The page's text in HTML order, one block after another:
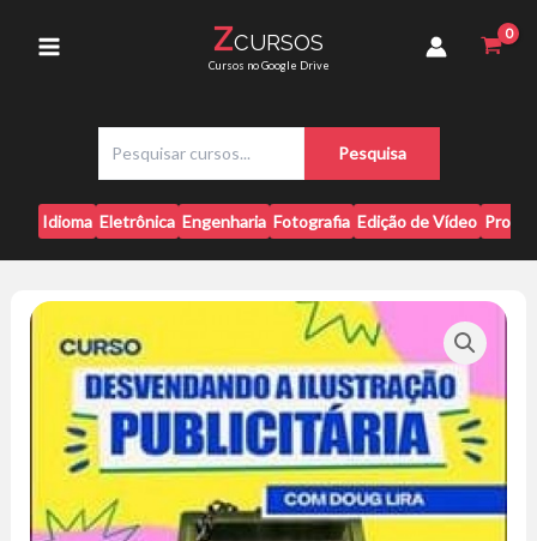
Menu
ZCURSOS
Cursos no Google Drive
s
q
u
i
a
Pesquisa
Idioma Eletrônica Engenharia Fotografia Edição de Vídeo